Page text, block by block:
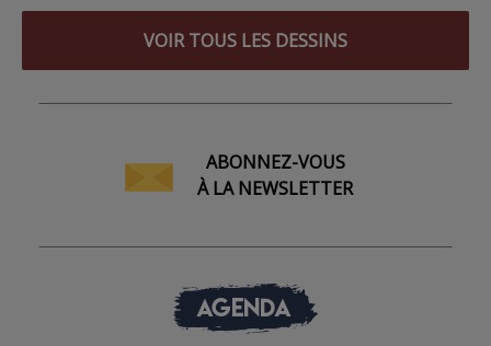
VOIR TOUS LES DESSINS
ABONNEZ-VOUS
À LA NEWSLETTER
AGENDA